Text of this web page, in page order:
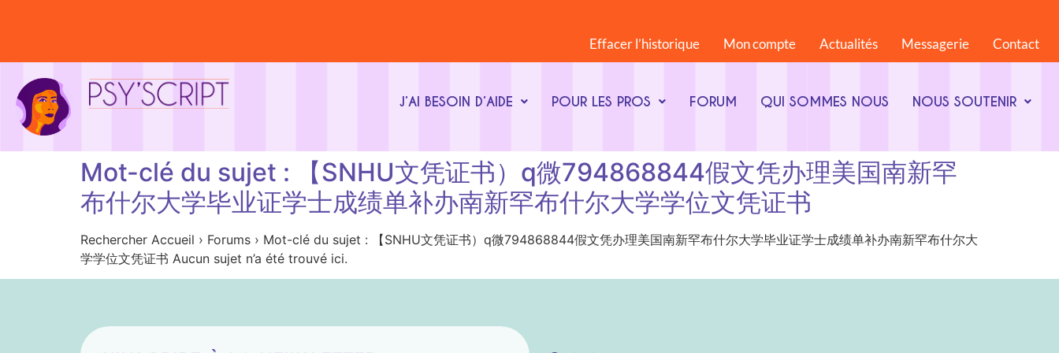
Effacer l’historique Mon compte Actualités Messagerie Contact
J’AI BESOIN D’AIDE POUR LES PROS FORUM QUI SOMMES NOUS NOUS SOUTENIR
Mot-clé du sujet : 【SNHU文凭证书）q微794868844假文凭办理美国南新罕
布什尔大学毕业证学士成绩单补办南新罕布什尔大学学位文凭证书
Rechercher Accueil › Forums › Mot-clé du sujet : 【SNHU文凭证书）q微794868844假文凭办理美国南新罕布什尔大学毕业证学士成绩单补办南新罕布什尔大
学学位文凭证书 Aucun sujet n’a été trouvé ici.